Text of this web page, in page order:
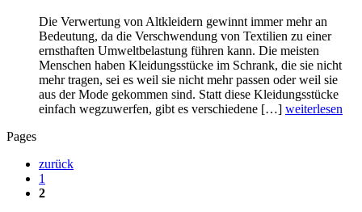
Die Verwertung von Altkleidern gewinnt immer mehr an
Bedeutung, da die Verschwendung von Textilien zu einer
ernsthaften Umweltbelastung führen kann. Die meisten
Menschen haben Kleidungsstücke im Schrank, die sie nicht
mehr tragen, sei es weil sie nicht mehr passen oder weil sie
aus der Mode gekommen sind. Statt diese Kleidungsstücke
einfach wegzuwerfen, gibt es verschiedene […] weiterlesen
Pages
zurück
1
2